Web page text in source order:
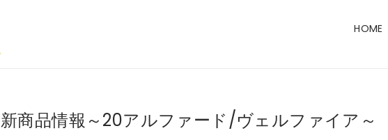
HOME
新商品情報～20アルファード/ヴェルファイア～